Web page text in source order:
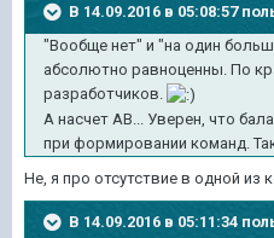
В 14.09.2016 в 05:08:57
"Вообще нет" и "на один
абсолютно равноценны. По
разработчиков.
А насчет АВ... Уверен, что
при формировании команд. Так
Не, я про отсутствие в одной из
В 14.09.2016 в 05:11:34